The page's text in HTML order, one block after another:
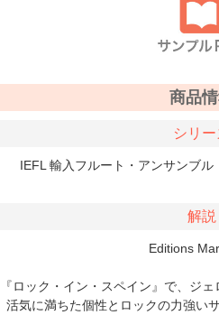
商品
シリ
IEFL 輸入フルート・アンサンブル
解説
Editions
『ロック・イン・スペイン』で、ジ
活気に満ちた個性とロックの力強い